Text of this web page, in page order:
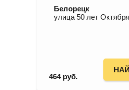
Белорецк
улица 50 лет
464 руб.